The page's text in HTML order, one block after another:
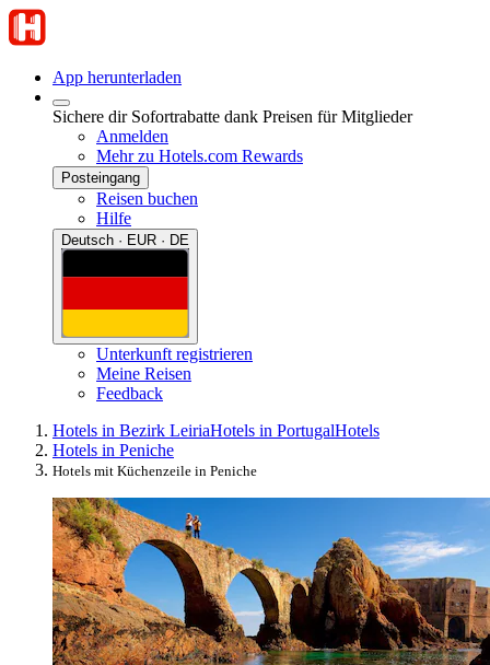
App herunterladen
Sichere dir Sofortrabatte dank Preisen für Mitglieder
Anmelden
Mehr zu Hotels.com Rewards
Posteingang
Reisen buchen
Hilfe
Deutsch · EUR · DE
Unterkunft registrieren
Meine Reisen
Feedback
Hotels in Bezirk LeiriaHotels in PortugalHotels
Hotels in Peniche
Hotels mit Küchenzeile in Peniche